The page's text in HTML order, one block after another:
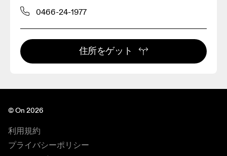
0466-24-1977
住所をゲット
© On 2026
利用規約
プライバシーポリシー